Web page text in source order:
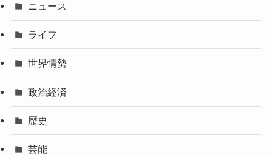
ニュース
ライフ
世界情勢
政治経済
歴史
芸能